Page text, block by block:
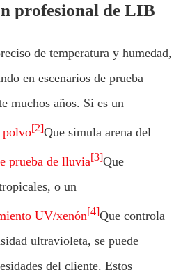
profesional de LIB
de temperatura y humedad,
en escenarios de prueba
muchos años. Si es un
polvo[2]Que simula arena del
prueba de lluvia[3]Que
o un
UV/xenón[4]Que controla
ultravioleta, se puede
del cliente. Estos